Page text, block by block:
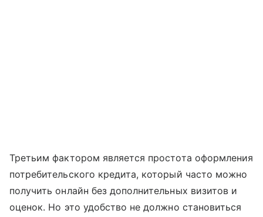
Третьим фактором является простота оформления
потребительского кредита, который часто можно
получить онлайн без дополнительных визитов и
оценок. Но это удобство не должно становиться